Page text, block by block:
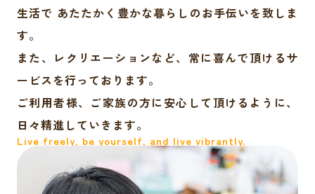
生活で あたたかく豊かな暮らしのお手伝いを致しま
す。
また、レクリエーションなど、常に喜んで頂けるサ
ービスを行っております。
ご利用者様、ご家族の方に安心して頂けるように、
日々精進していきます。
Live freely, be yourself, and live vibrantly.